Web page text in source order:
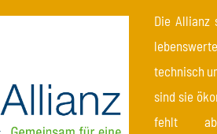
Die Allianz
technisch
sind sie
fehlt